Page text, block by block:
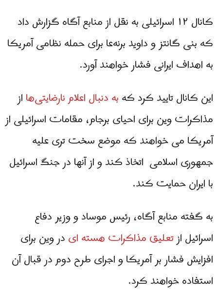
کانال ۱۲ اسرائیلی به نقل از منابع آگاه گزارش داد
که بنی گانتز و داوید برنه‌عا برای حمله نظامی آمریکا
به اهداف ایرانی فشار خواهند آورد.
این کانال تایید کرد کهبه دنبال اعلام نارضایتی‌هااز
مذاکرات وین برای احیای برجام، مقامات اسرائیلی از
آمریکا می خواهند که موضع سخت تری علیه
جمهوری اسلامی اتخاذ کند و از آنها در جنگ اسرائیل
با ایران حمایت کند.
به گفته منابع آگاه، رئیس موساد و وزیر دفاع
اسرائیل ازتعلیق مذاکرات هسته ایدر وین برای
افزایش فشار بر آمریکا و اجرای طرح دوم در قبال آن
استفاده خواهند کرد.